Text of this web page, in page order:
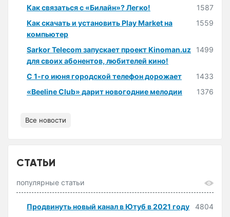
Как связаться с «Билайн»? Легко!
1587
Как скачать и установить Play Market на
компьютер
1559
Sarkor Telecom запускает проект Kinoman.uz
для своих абонентов, любителей кино!
1499
С 1-го июня городской телефон дорожает
1433
«Beeline Club» дарит новогодние мелодии
1376
Все новости
СТАТЬИ
популярные статьи
Продвинуть новый канал в Ютуб в 2021 году
4804